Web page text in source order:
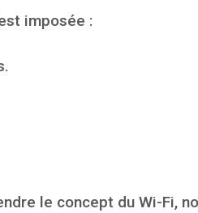
imposée :
le concept du Wi-Fi,